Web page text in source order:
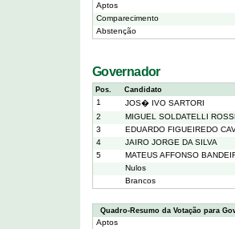
Aptos
Comparecimento
Abstenção
Governador
Pos. Candidato
1
JOS� IVO SARTORI
2
MIGUEL SOLDATELLI
3
EDUARDO FIGUEIREDO
4
JAIRO JORGE DA SILVA
5
MATEUS AFFONSO
Nulos
Brancos
Quadro-Resumo da Votação para
Aptos